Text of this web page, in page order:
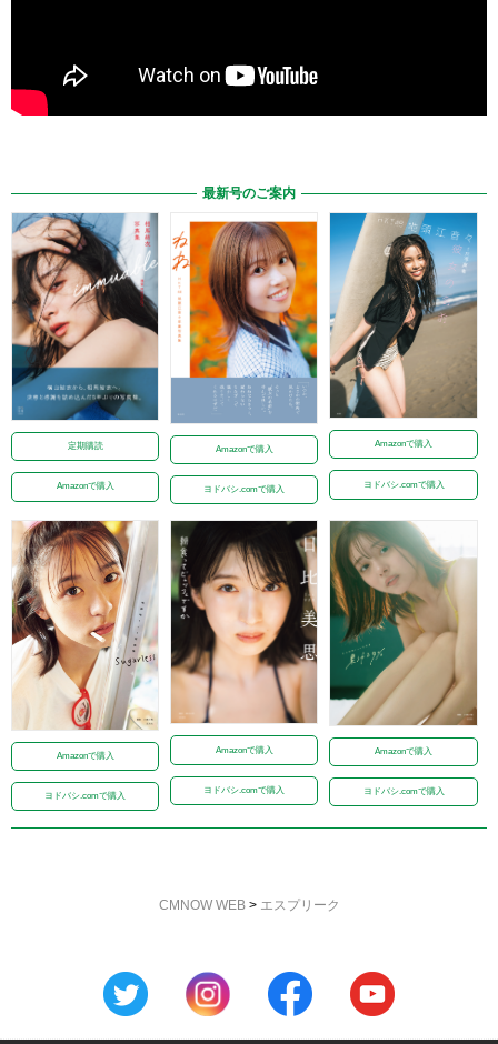
最新号のご案内
定期購読
Amazonで購入
Amazonで購入
ヨドバシ.comで購入
Amazonで購入
ヨドバシ.comで購入
Amazonで購入
ヨドバシ.comで購入
Amazonで購入
ヨドバシ.comで購入
Amazonで購入
ヨドバシ.comで購入
CMNOW WEB> エスプリーク